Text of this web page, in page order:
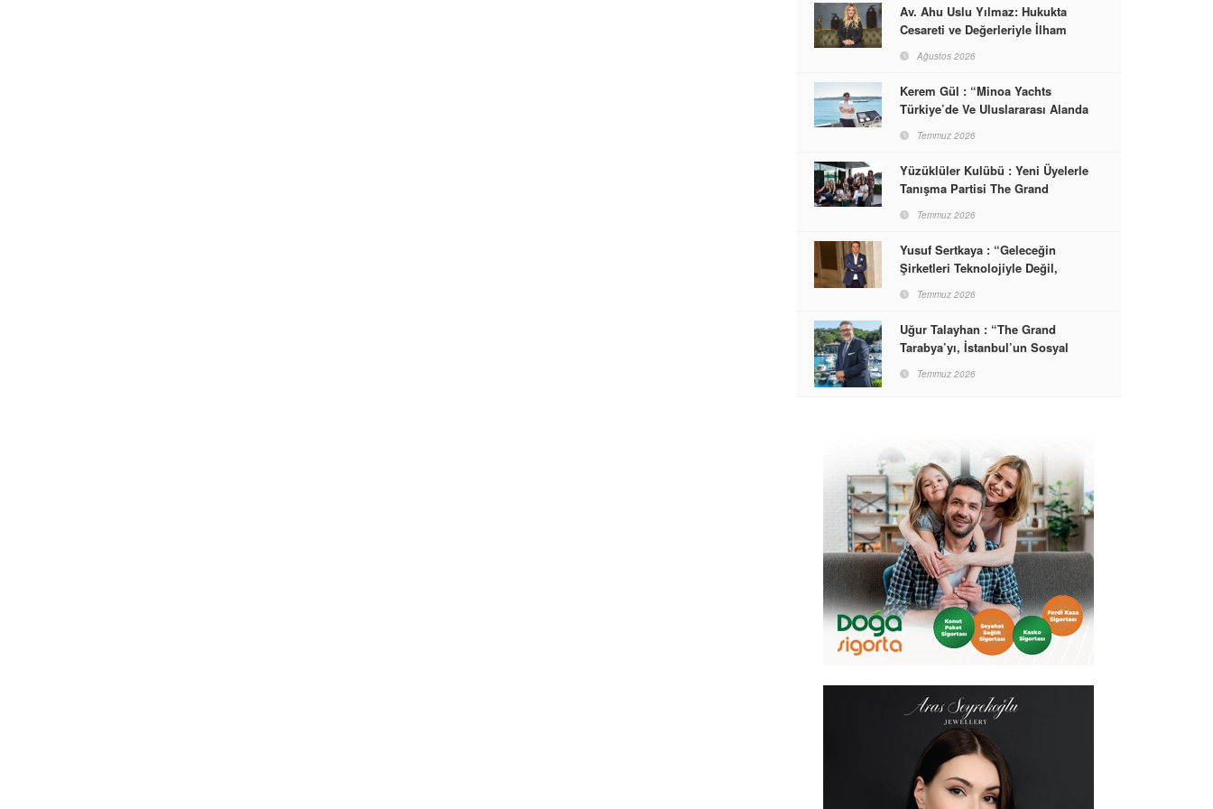
Av. Ahu Uslu Yılmaz: Hukukta
Cesareti ve Değerleriyle İlham
Ağustos 2026
Kerem Gül : “Minoa Yachts
Türkiye’de Ve Uluslararası Alanda
Markası Olacak”
Temmuz 2026
Yüzüklüler Kulübü : Yeni Üyelerle
Tanışma Partisi The Grand
Temmuz 2026
Yusuf Sertkaya : “Geleceğin
Şirketleri Teknolojiyle Değil,
Temmuz 2026
Uğur Talayhan : “The Grand
Tarabya’yı, İstanbul’un Sosyal
Destinasyon Haline Getirmeyi
Temmuz 2026